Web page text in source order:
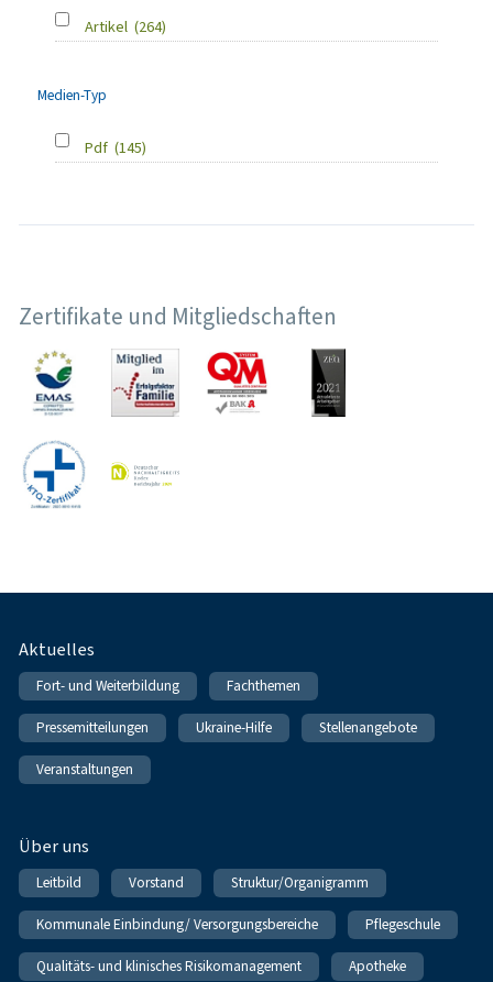
Artikel (264)
Medien-Typ
Pdf (145)
Zertifikate und Mitgliedschaften
Fußnavigation
Aktuelles
Fort- und Weiterbildung Fachthemen
Pressemitteilungen Ukraine-Hilfe Stellenangebote
Veranstaltungen
Über uns
Leitbild Vorstand Struktur/Organigramm
Kommunale Einbindung/ Versorgungsbereiche Pflegeschule
Qualitäts- und klinisches Risikomanagement Apotheke